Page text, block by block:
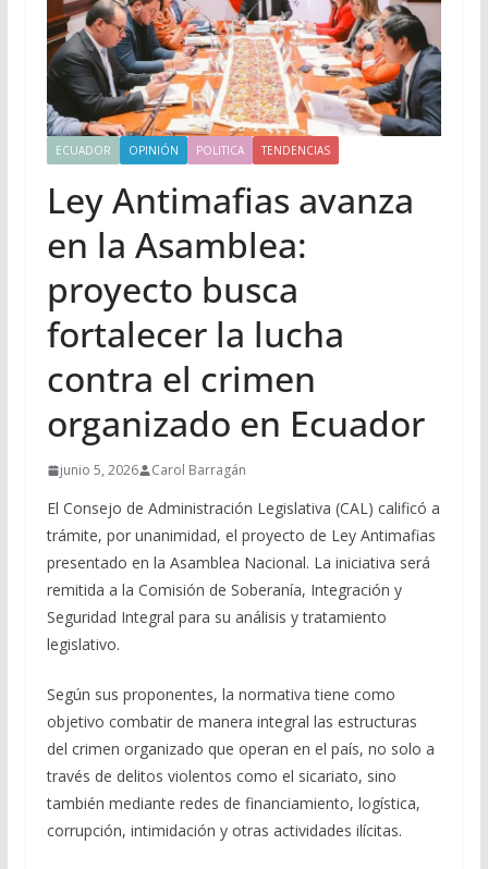
ECUADOR OPINIÓN POLITICA TENDENCIAS
Ley Antimafias avanza
en la Asamblea:
proyecto busca
fortalecer la lucha
contra el crimen
organizado en Ecuador
junio 5, 2026 Carol Barragán
El Consejo de Administración Legislativa (CAL) calificó a
trámite, por unanimidad, el proyecto de Ley Antimafias
presentado en la Asamblea Nacional. La iniciativa será
remitida a la Comisión de Soberanía, Integración y
Seguridad Integral para su análisis y tratamiento
legislativo.
Según sus proponentes, la normativa tiene como
objetivo combatir de manera integral las estructuras
del crimen organizado que operan en el país, no solo a
través de delitos violentos como el sicariato, sino
también mediante redes de financiamiento, logística,
corrupción, intimidación y otras actividades ilícitas.